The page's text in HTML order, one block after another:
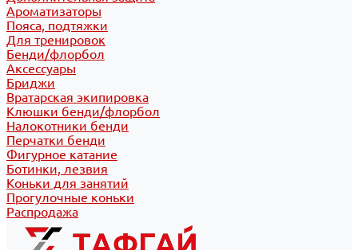
Ароматизаторы
Пояса, подтяжки
Для тренировок
Бенди/флорбол
Аксессуары
Бриджи
Вратарская экипировка
Клюшки бенди/флорбол
Налокотники бенди
Перчатки бенди
Фигурное катание
Ботинки, лезвия
Коньки для занятий
Прогулочные коньки
Распродажа